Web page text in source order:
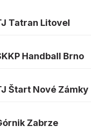
Tatran Litovel
Handball Brno
Štart Nové Zámky
Zabrze